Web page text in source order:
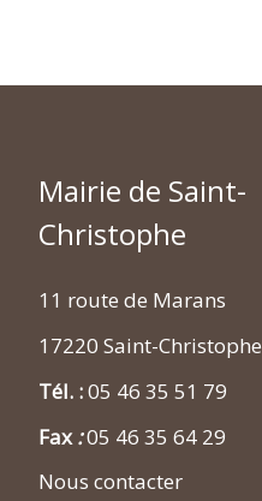
Mairie de Saint-
Christophe
11 route de Marans
17220 Saint-Christophe
Tél. :05 46 35 51 79
Fax :05 46 35 64 29
Nous contacter